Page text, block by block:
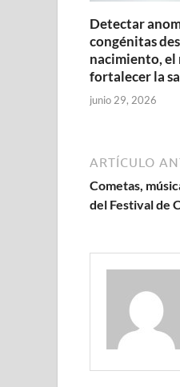
Detectar
congénitas
nacimiento, el
fortalecer la
junio 29, 2026
ARTÍCULO
Cometas,
del Festival de